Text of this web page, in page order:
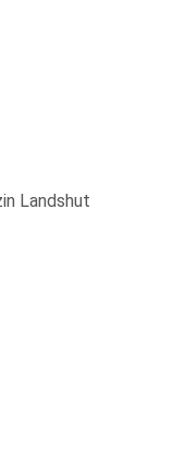
Landshut